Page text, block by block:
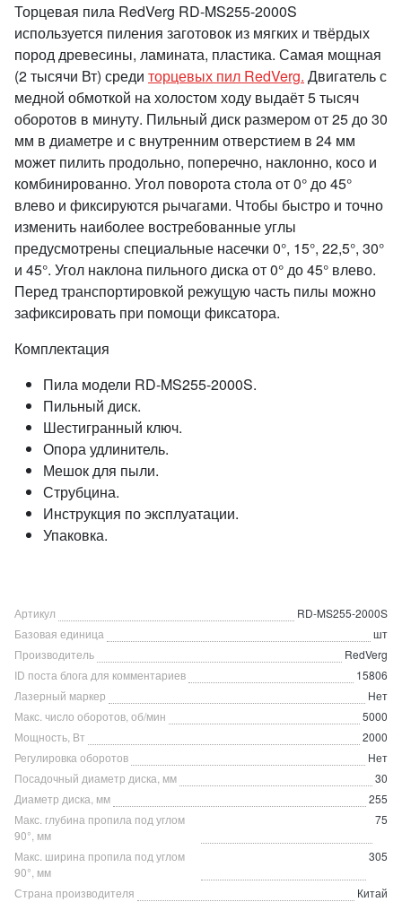
Торцевая пила RedVerg RD-MS255-2000S
используется пиления заготовок из мягких и твёрдых
пород древесины, ламината, пластика. Самая мощная
(2 тысячи Вт) среди торцевых пил RedVerg. Двигатель с
медной обмоткой на холостом ходу выдаёт 5 тысяч
оборотов в минуту. Пильный диск размером от 25 до 30
мм в диаметре и с внутренним отверстием в 24 мм
может пилить продольно, поперечно, наклонно, косо и
комбинированно. Угол поворота стола от 0° до 45°
влево и фиксируются рычагами. Чтобы быстро и точно
изменить наиболее востребованные углы
предусмотрены специальные насечки 0°, 15°, 22,5°, 30°
и 45°. Угол наклона пильного диска от 0° до 45° влево.
Перед транспортировкой режущую часть пилы можно
зафиксировать при помощи фиксатора.
Комплектация
Пила модели RD-MS255-2000S.
Пильный диск.
Шестигранный ключ.
Опора удлинитель.
Мешок для пыли.
Струбцина.
Инструкция по эксплуатации.
Упаковка.
Артикул
RD-MS255-2000S
Базовая единица
шт
Производитель
RedVerg
ID поста блога для комментариев
15806
Лазерный маркер
Нет
Макс. число оборотов, об/мин
5000
Мощность, Вт
2000
Регулировка оборотов
Нет
Посадочный диаметр диска, мм
30
Диаметр диска, мм
255
Макс. глубина пропила под углом
90°, мм
75
Макс. ширина пропила под углом
90°, мм
305
Страна производителя
Китай